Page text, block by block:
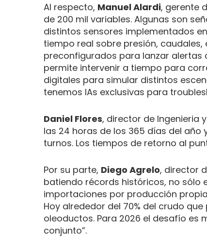
Al respecto, Manuel Alardi, gerente
de 200 mil variables. Algunas son
distintos sensores implementados
tiempo real sobre presión, caudales,
preconfigurados para lanzar alertas
permite intervenir a tiempo para
digitales para simular distintos
tenemos IAs exclusivas para
Daniel Flores, director de Ingenieria
las 24 horas de los 365 días del
turnos. Los tiempos de retorno al
Por su parte, Diego Agrelo, director
batiendo récords históricos, no sólo
importaciones por producción
Hoy alrededor del 70% del crudo
oleoductos. Para 2026 el desafío es
conjunto”.